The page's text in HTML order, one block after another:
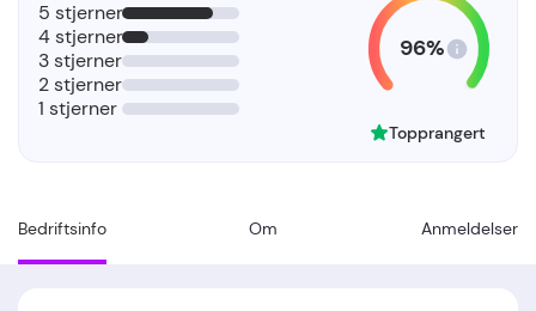
Bedriftsinfo Om Anmeldelser
5 stjerner
4 stjerner
3 stjerner
2 stjerner
1 stjerner
96%
Topprangert